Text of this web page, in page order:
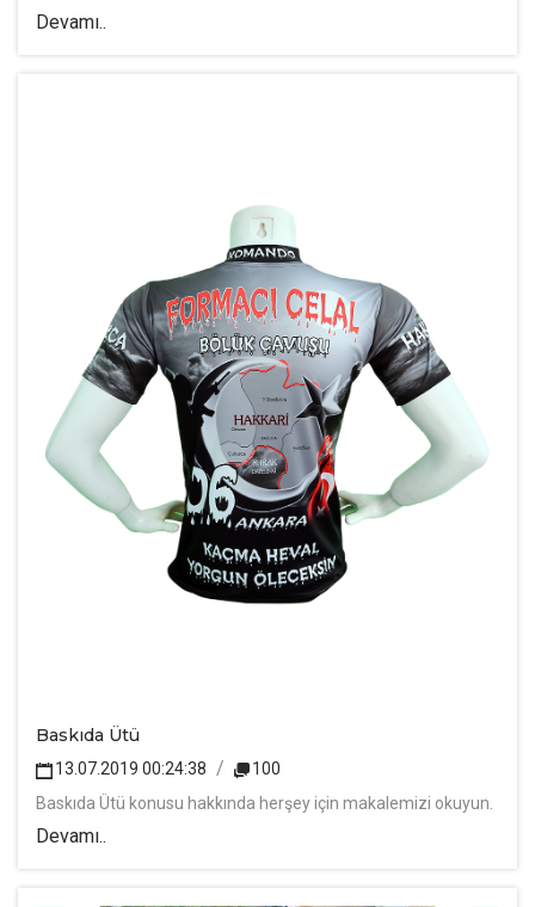
Devamı..
Baskıda Ütü
13.07.2019 00:24:38
100
Baskıda Ütü konusu hakkında herşey için makalemizi okuyun.
Devamı..